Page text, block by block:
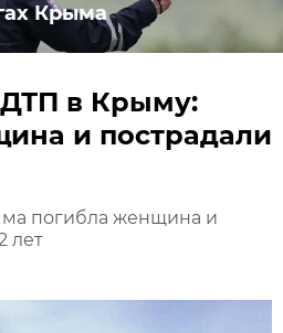
Крыма
в Крыму:
и пострадали
погибла женщина и
лет